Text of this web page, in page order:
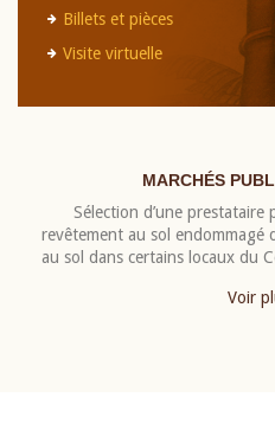
Billets et pièces
Visite virtuelle
MARCHÉS
Sélection d’une
revêtement au sol endommagé
au sol dans certains locaux du
Voir